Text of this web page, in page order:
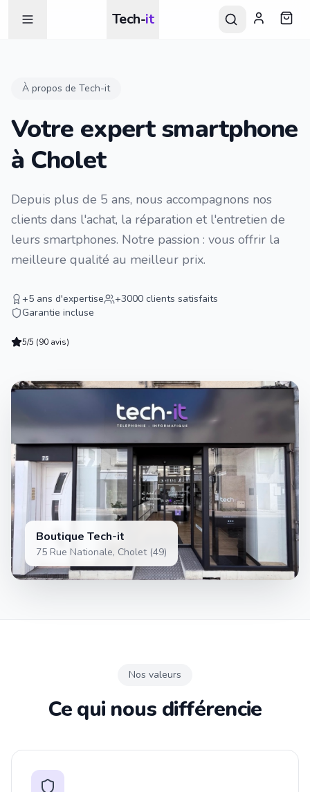
Tech-it
À propos de Tech-it
Votre expert smartphone
à Cholet
Depuis plus de 5 ans, nous accompagnons nos
clients dans l'achat, la réparation et l'entretien de
leurs smartphones. Notre passion : vous offrir la
meilleure qualité au meilleur prix.
+5 ans d'expertise
+3000 clients satisfaits
Garantie incluse
5/5 (90 avis)
Boutique Tech-it
75 Rue Nationale, Cholet (49)
Nos valeurs
Ce qui nous différencie